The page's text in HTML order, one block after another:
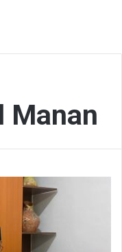
Manan